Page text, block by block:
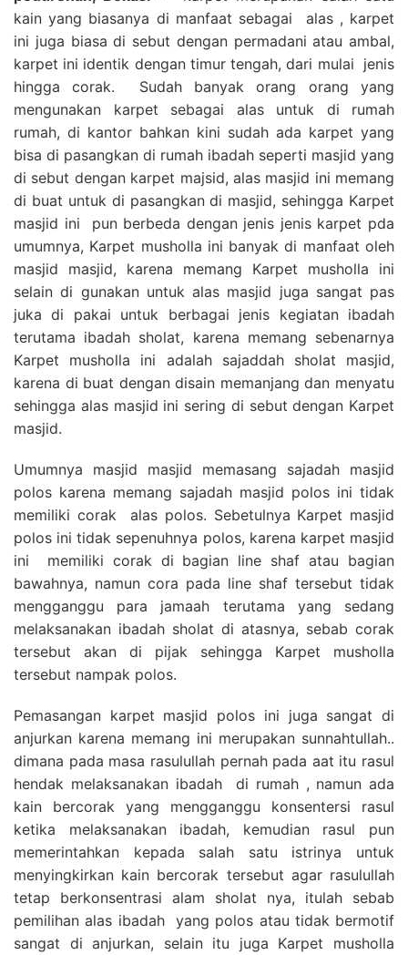
kain yang biasanya di manfaat sebagai alas , karpet
ini juga biasa di sebut dengan permadani atau ambal,
karpet ini identik dengan timur tengah, dari mulai jenis
hingga corak. Sudah banyak orang orang yang
mengunakan karpet sebagai alas untuk di rumah
rumah, di kantor bahkan kini sudah ada karpet yang
bisa di pasangkan di rumah ibadah seperti masjid yang
di sebut dengan karpet majsid, alas masjid ini memang
di buat untuk di pasangkan di masjid, sehingga Karpet
masjid ini pun berbeda dengan jenis jenis karpet pda
umumnya, Karpet musholla ini banyak di manfaat oleh
masjid masjid, karena memang Karpet musholla ini
selain di gunakan untuk alas masjid juga sangat pas
juka di pakai untuk berbagai jenis kegiatan ibadah
terutama ibadah sholat, karena memang sebenarnya
Karpet musholla ini adalah sajaddah sholat masjid,
karena di buat dengan disain memanjang dan menyatu
sehingga alas masjid ini sering di sebut dengan Karpet
masjid.
Umumnya masjid masjid memasang sajadah masjid
polos karena memang sajadah masjid polos ini tidak
memiliki corak alas polos. Sebetulnya Karpet masjid
polos ini tidak sepenuhnya polos, karena karpet masjid
ini memiliki corak di bagian line shaf atau bagian
bawahnya, namun cora pada line shaf tersebut tidak
mengganggu para jamaah terutama yang sedang
melaksanakan ibadah sholat di atasnya, sebab corak
tersebut akan di pijak sehingga Karpet musholla
tersebut nampak polos.
Pemasangan karpet masjid polos ini juga sangat di
anjurkan karena memang ini merupakan sunnahtullah..
dimana pada masa rasulullah pernah pada aat itu rasul
hendak melaksanakan ibadah di rumah , namun ada
kain bercorak yang mengganggu konsentersi rasul
ketika melaksanakan ibadah, kemudian rasul pun
memerintahkan kepada salah satu istrinya untuk
menyingkirkan kain bercorak tersebut agar rasulullah
tetap berkonsentrasi alam sholat nya, itulah sebab
pemilihan alas ibadah yang polos atau tidak bermotif
sangat di anjurkan, selain itu juga Karpet musholla